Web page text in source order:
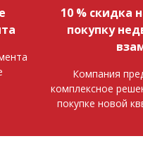
10 % скидка
покупку
Компания
комплексное
покупке новой